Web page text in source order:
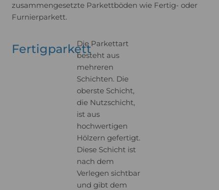
zusammengesetzte Parkettböden wie Fertig- oder
Furnierparkett.
FertigparkettDie Parkettart
besteht aus
mehreren
Schichten. Die
oberste Schicht,
die Nutzschicht,
ist aus
hochwertigen
Hölzern gefertigt.
Diese Schicht ist
nach dem
Verlegen sichtbar
und gibt dem